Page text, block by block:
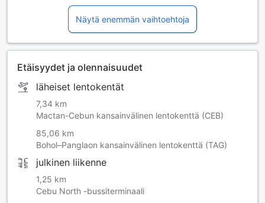
Näytä enemmän vaihtoehtoja
Etäisyydet ja olennaisuudet
läheiset lentokentät
7,34 km
Mactan-Cebun kansainvälinen lentokenttä (CEB)
85,06 km
Bohol–Panglaon kansainvälinen lentokenttä (TAG)
julkinen liikenne
1,25 km
Cebu North -bussiterminaali